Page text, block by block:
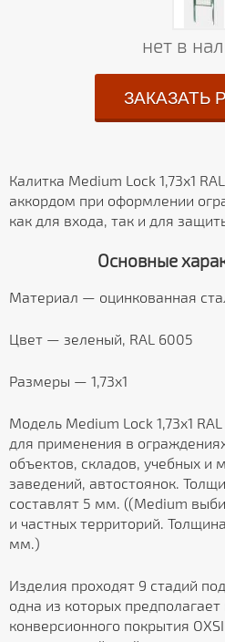
нет в
ЗАКАЗАТЬ
Калитка Medium Lock 1,73х1
аккордом при оформлении
как для входа, так и для
Основные
Материал — оцинкованная
Цвет — зеленый, RAL 6005
Размеры — 1,73х1
Модель Medium Lock 1,73x1
для применения в
объектов, складов, учебных и
заведений, автостоянок.
составлят 5 мм. ((Medium
и частных территорий.
мм.)
Изделия проходят 9 стадий
одна из которых
конверсионного покрытия